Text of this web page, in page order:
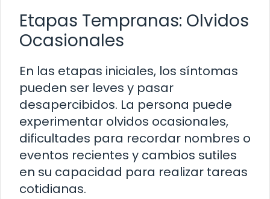
Etapas Tempranas: Olvidos
Ocasionales
En las etapas iniciales, los síntomas
pueden ser leves y pasar
desapercibidos. La persona puede
experimentar olvidos ocasionales,
dificultades para recordar nombres o
eventos recientes y cambios sutiles
en su capacidad para realizar tareas
cotidianas.